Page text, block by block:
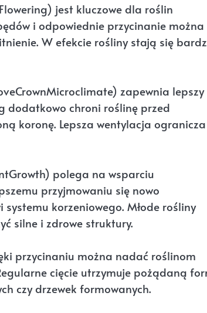
jest kluczowe dla roślin
i odpowiednie przycinanie można
W efekcie rośliny stają się
zapewnia lepszy
dodatkowo chroni roślinę przed
koronę. Lepsza wentylacja ogranicza
polega na wsparciu
przyjmowaniu się nowo
korzeniowego. Młode rośliny
silne i zdrowe struktury.
przycinaniu można nadać roślinom
cięcie utrzymuje pożądaną
czy drzewek formowanych.